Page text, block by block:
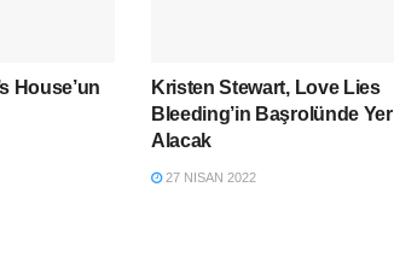
House’un
Kristen Stewart, Love Lies
Bleeding’in Başrolünde Yer
Alacak
27 NISAN 2022